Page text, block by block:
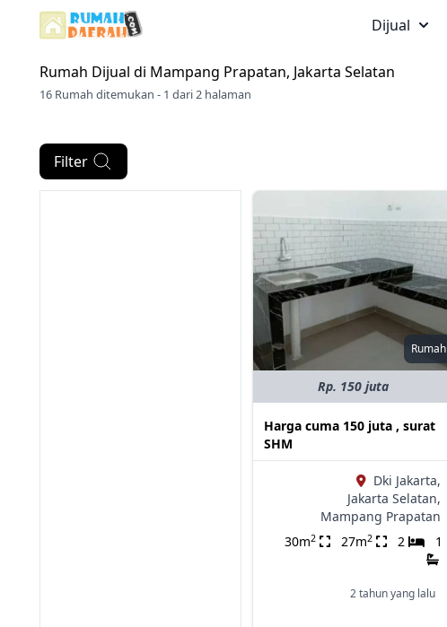
Dijual
Rumah Dijual di Mampang Prapatan, Jakarta Selatan
16 Rumah ditemukan - 1 dari 2 halaman
Filter
Rumah
Rp. 150 juta
Harga cuma 150 juta , surat
SHM
Dki Jakarta,
Jakarta Selatan,
Mampang Prapatan
30m2 27m2 2 1
2 tahun yang lalu